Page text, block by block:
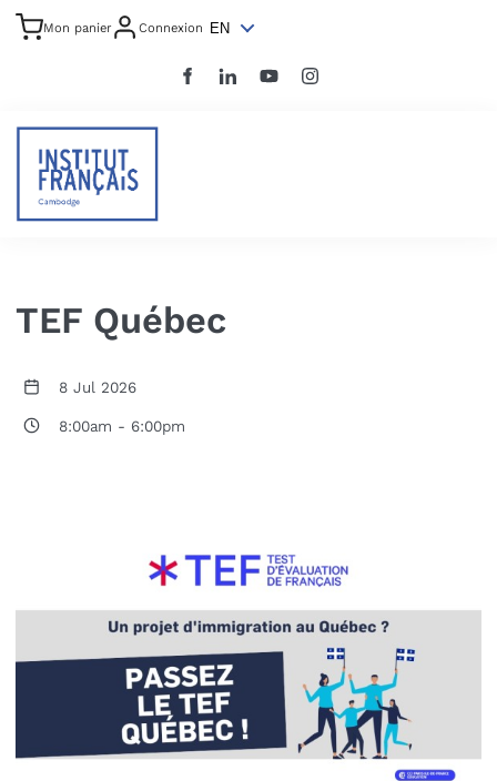
Mon panier Connexion EN
TEF Québec
8 Jul 2026
8:00am - 6:00pm